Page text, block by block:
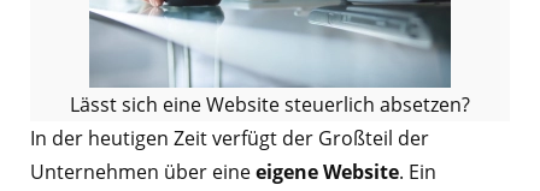
Lässt sich eine Website steuerlich absetzen?
In der heutigen Zeit verfügt der Großteil der
Unternehmen über eineeigene Website. Ein